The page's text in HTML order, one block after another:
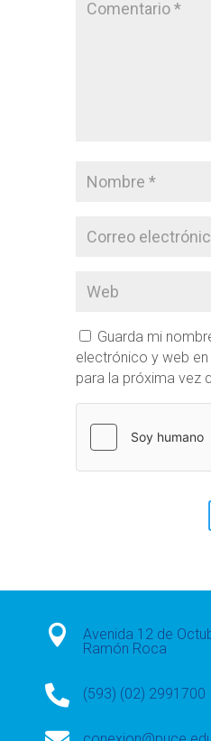
Guarda mi
electrónico y web
para la próxima vez

Avenida 12 de
Ramón Roca
 (593) (02) 2991700